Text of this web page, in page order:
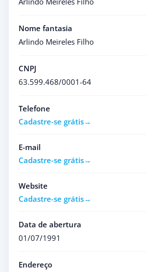
Nome fantasia
Arlindo Meireles Filho
CNPJ
63.599.468/0001-64
Telefone
Cadastre-se grátis
E-mail
Cadastre-se grátis
Website
Cadastre-se grátis
Data de abertura
01/07/1991
Endereço